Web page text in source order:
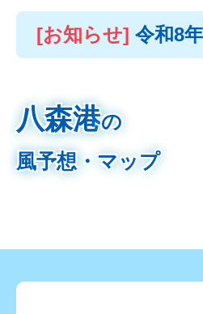
[お知らせ] 令和8
八森港の
風予想・マップ